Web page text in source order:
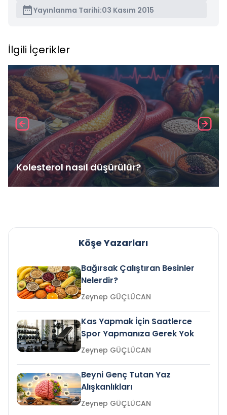
Yayınlanma Tarihi:03 Kasım 2015
İlgili İçerikler
Kolesterol nasıl düşürülür?
Köşe Yazarları
Bağırsak Çalıştıran Besinler
Nelerdir?
Zeynep GÜÇLÜCAN
Kas Yapmak İçin Saatlerce
Spor Yapmanıza Gerek Yok
Zeynep GÜÇLÜCAN
Beyni Genç Tutan Yaz
Alışkanlıkları
Zeynep GÜÇLÜCAN